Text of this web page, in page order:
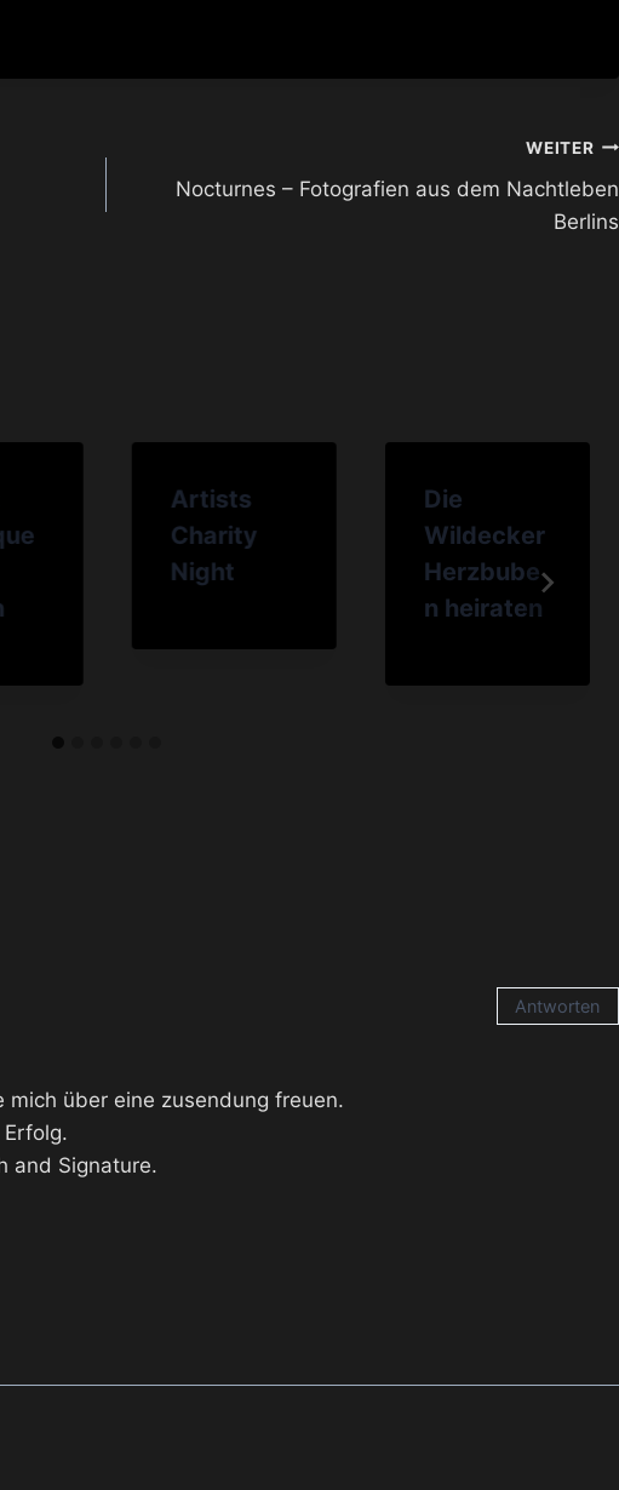
WEITER
Nocturnes – Fotografien aus dem Nachtleben
Berlins
Artists
Charity
Night
Die
Wildecker
Herzbube
n heiraten
über eine zusendung freuen.
and Signature.
Antworten